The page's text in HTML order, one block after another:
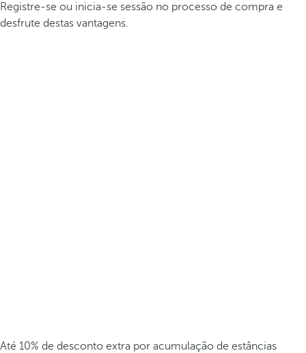
Registre-se ou inicia-se sessão no processo de compra e
desfrute destas vantagens.
Até 10% de desconto extra por acumulação de estâncias